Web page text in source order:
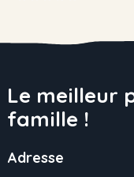
Le meilleur
famille !
Adresse